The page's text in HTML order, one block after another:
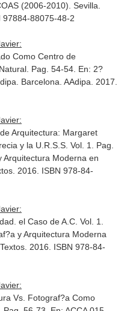
(2006-2010) . Sevilla.
97884-88075-48-2
Como Centro de
Pag. 54-54. En: 2?
. Barcelona. AAdipa. 2017.
Arquitectura: Margaret
y la U.R.S.S. Vol. 1. Pag.
Arquitectura Moderna en
. 2016. ISBN 978-84-
el Caso de A.C. Vol. 1.
y Arquitectura Moderna
. 2016. ISBN 978-84-
Vs. Fotograf?a Como